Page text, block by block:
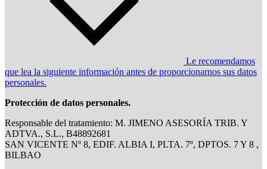
Le recomendamos
que lea la siguiente información antes de proporcionarnos sus datos
personales.
Protección de datos personales.
Responsable del tratamiento: M. JIMENO ASESORÍA TRIB. Y
ADTVA., S.L., B48892681
SAN VICENTE Nº 8, EDIF. ALBIA I, PLTA. 7º, DPTOS. 7 Y 8 ,
BILBAO